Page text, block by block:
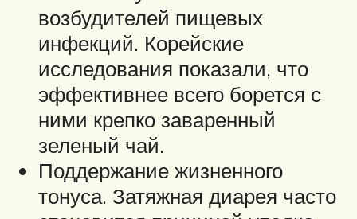
возбудителей пищевых
инфекций. Корейские
исследования показали, что
эффективнее всего борется с
ними крепко заваренный
зеленый чай.
Поддержание жизненного
тонуса. Затяжная диарея часто